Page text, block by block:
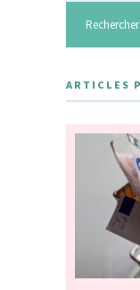
ARTICLES